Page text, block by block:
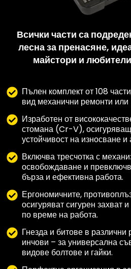
Всички части са
лесна за пренасяне,
майстори и
Пълен комплект от 108
вид механични ремонти или
Изработен от
стомана (Cr-V),
устойчивост на износване
Включва тресчотка с
освобождаване и
бърза и ефективна работа.
Ергономичните,
осигуряват сигурен захват
по време на работа.
Гнезда и битове в
инчови – за универсална
видове болтове и гайки.